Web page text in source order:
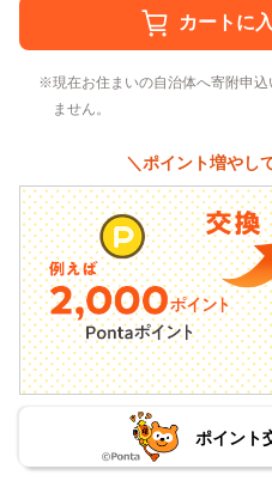
現在お住まいの自治体へ寄附申
ません。
＼ポイント増やし
ポイント